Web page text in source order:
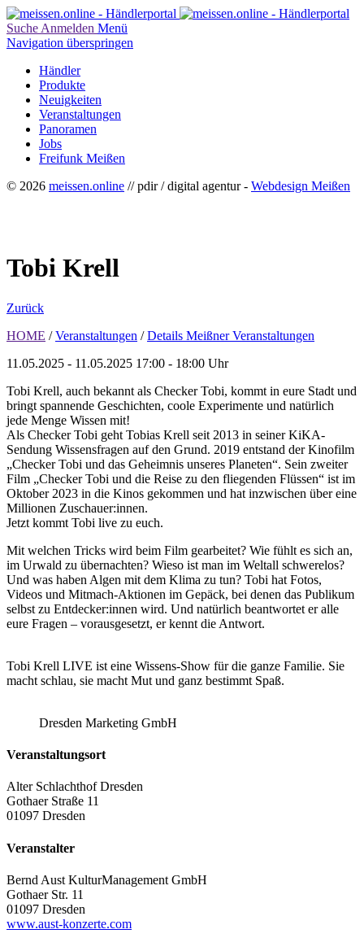
Suche Anmelden Menü
Navigation überspringen
Händler
Produkte
Neuigkeiten
Veranstaltungen
Panoramen
Jobs
Freifunk Meißen
© 2026 meissen.online // pdir / digital agentur - Webdesign Meißen
Tobi Krell
Zurück
HOME / Veranstaltungen / Details Meißner Veranstaltungen
11.05.2025 - 11.05.2025 17:00 - 18:00 Uhr
Tobi Krell, auch bekannt als Checker Tobi, kommt in eure Stadt und
bringt spannende Geschichten, coole Experimente und natürlich
jede Menge Wissen mit!
Als Checker Tobi geht Tobias Krell seit 2013 in seiner KiKA-
Sendung Wissensfragen auf den Grund. 2019 entstand der Kinofilm
„Checker Tobi und das Geheimnis unseres Planeten“. Sein zweiter
Film „Checker Tobi und die Reise zu den fliegenden Flüssen“ ist im
Oktober 2023 in die Kinos gekommen und hat inzwischen über eine
Millionen Zuschauer:innen.
Jetzt kommt Tobi live zu euch.
Mit welchen Tricks wird beim Film gearbeitet? Wie fühlt es sich an,
im Urwald zu übernachten? Wieso ist man im Weltall schwerelos?
Und was haben Algen mit dem Klima zu tun? Tobi hat Fotos,
Videos und Mitmach-Aktionen im Gepäck, bei denen das Publikum
selbst zu Entdecker:innen wird. Und natürlich beantwortet er alle
eure Fragen – vorausgesetzt, er kennt die Antwort.
Tobi Krell LIVE ist eine Wissens-Show für die ganze Familie. Sie
macht schlau, sie macht Mut und ganz bestimmt Spaß.
Dresden Marketing GmbH
Veranstaltungsort
Alter Schlachthof Dresden
Gothaer Straße 11
01097 Dresden
Veranstalter
Bernd Aust KulturManagement GmbH
Gothaer Str. 11
01097 Dresden
www.aust-konzerte.com